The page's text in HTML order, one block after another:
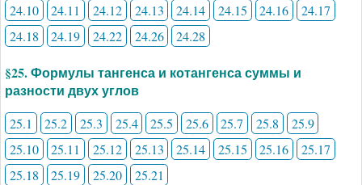
24.10
24.11 24.12 24.13 24.14 24.15 24.16
24.17
24.18
24.19 24.22 24.26 24.28
§25. Формулы тангенса и котангенса суммы и
разности двух углов
25.1 25.2 25.3 25.4 25.5 25.6 25.7 25.8
25.9
25.10
25.11 25.12 25.13 25.14 25.15 25.16
25.17
25.18
25.19 25.20 25.21